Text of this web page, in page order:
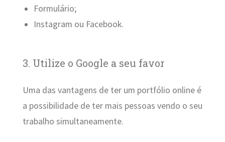
Formulário;
Instagram ou Facebook.
3. Utilize o Google a seu favor
Uma das vantagens de ter um portfólio online é
a possibilidade de ter mais pessoas vendo o seu
trabalho simultaneamente.